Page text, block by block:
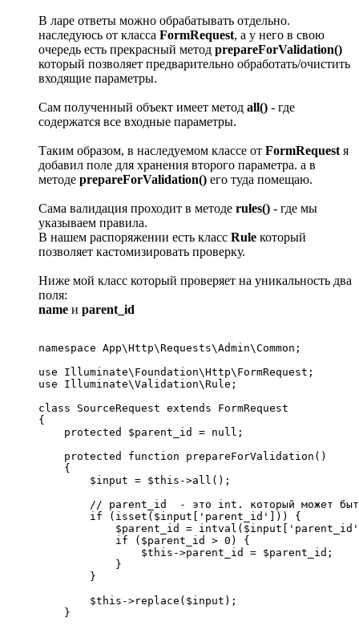
В ларе ответы можно обрабатывать отдельно.
наследуюсь от класса FormRequest, а у него в свою
очередь есть прекрасный метод prepareForValidation()
который позволяет предварительно обработать/очистить
входящие параметры.
Сам полученный объект имеет метод all() - где
содержатся все входные параметры.
Таким образом, в наследуемом классе от FormRequestя
добавил поле для хранения второго параметра. а в
методе prepareForValidation() его туда помещаю.
Сама валидация проходит в методе rules() - где мы
указываем правила.
В нашем распоряжении есть класс Rule который
позволяет кастомизировать проверку.
Ниже мой класс который проверяет на уникальность два
поля:
name и parent_id
namespace App\Http\Requests\Admin\Common;
use Illuminate\Foundation\Http\FormRequest;
use Illuminate\Validation\Rule;
class SourceRequest extends FormRequest
{
    protected $parent_id = null;
    protected function prepareForValidation()
    {
        $input = $this->all();
// parent_id  - это int. который может
        if (isset($input['parent_id'])) {
$parent_id =
            if ($parent_id > 0) {
                $this->parent_id = $parent_id;
            }
        }
        $this->replace($input);
    }